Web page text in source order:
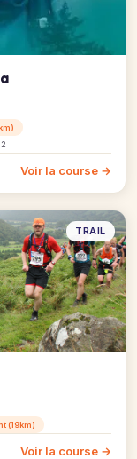
Voir la course →
TRAIL
(19km)
Voir la course →